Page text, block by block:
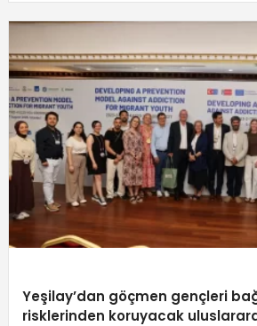
Yeşilay’dan göçmen gençleri
risklerinden koruyacak